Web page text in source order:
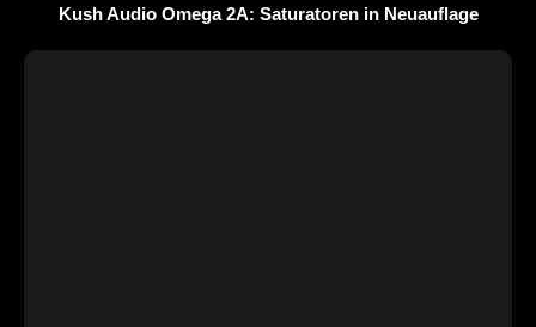
Kush Audio Omega 2A: Saturatoren in Neuauflage